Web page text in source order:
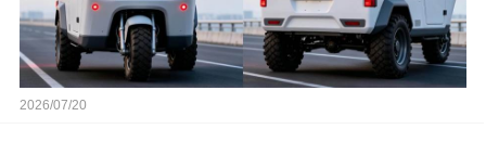
2026/07/20